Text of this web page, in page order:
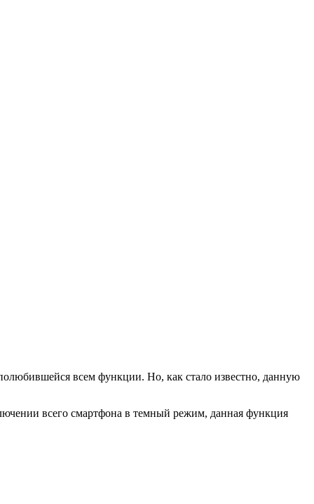
всем функции. Но, как стало известно, данную
всего смартфона в темный режим, данная функция